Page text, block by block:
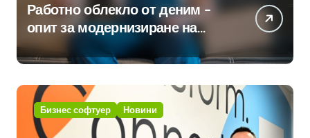
Работно облекло от деним –
опит за модернизиране на
традицията
Бизнес софтуер Новини